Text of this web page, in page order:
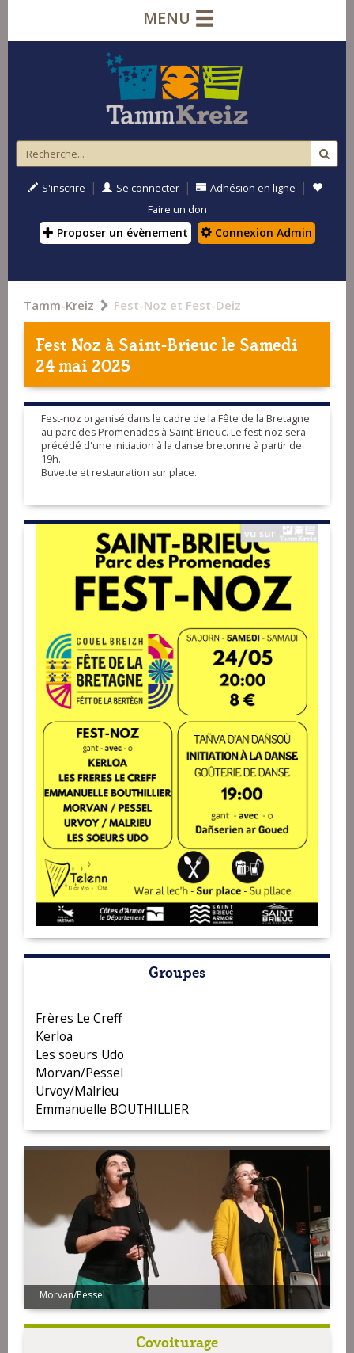
MENU
S'inscrire | Se connecter | Adhésion en ligne |
Faire un don
Proposer un évènement Connexion Admin
Tamm-Kreiz Fest-Noz et Fest-Deiz
Fest Noz àSaint-Brieucle Samedi
24 mai 2025
Fest-noz organisé dans le cadre de la Fête de la Bretagne
au parc des Promenades à Saint-Brieuc. Le fest-noz sera
précédé d'une initiation à la danse bretonne à partir de
19h.
Buvette et restauration sur place.
Groupes
Frères Le Creff
Kerloa
Les soeurs Udo
Morvan/Pessel
Urvoy/Malrieu
Emmanuelle BOUTHILLIER
Morvan/Pessel
Covoiturage